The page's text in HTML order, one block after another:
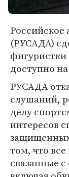
Российское
(РУСАДА)
фигуристки
доступно на
РУСАДА
слушаний,
делу
интересов
том, что
связанные с